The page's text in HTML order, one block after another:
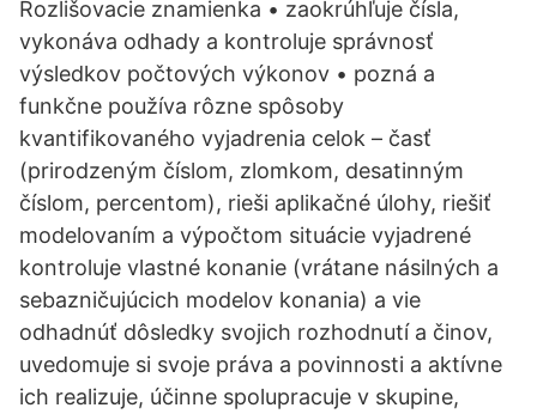
Rozlišovacie znamienka • zaokrúhľuje čísla,
vykonáva odhady a kontroluje správnosť
výsledkov počtových výkonov • pozná a
funkčne používa rôzne spôsoby
kvantifikovaného vyjadrenia celok – časť
(prirodzeným číslom, zlomkom, desatinným
číslom, percentom), rieši aplikačné úlohy, riešiť
modelovaním a výpočtom situácie vyjadrené
kontroluje vlastné konanie (vrátane násilných a
sebazničujúcich modelov konania) a vie
odhadnúť dôsledky svojich rozhodnutí a činov,
uvedomuje si svoje práva a povinnosti a aktívne
ich realizuje, účinne spolupracuje v skupine,